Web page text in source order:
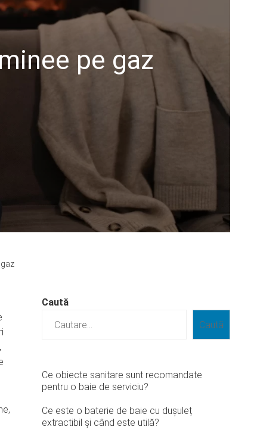
pe gaz
Caută
Caută
Ce obiecte sanitare sunt recomandate
pentru o baie de serviciu?
Ce este o baterie de baie cu dușuleț
extractibil și când este utilă?